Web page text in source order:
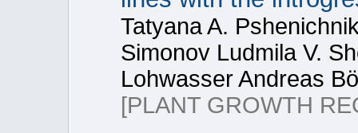
Tatyana A.
Simonov Ludmila V.
Lohwasser Andreas
[PLANT GROWTH